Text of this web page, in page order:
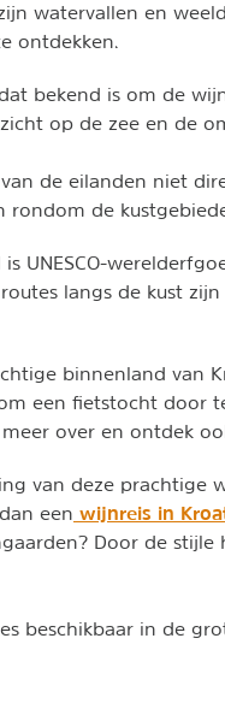
watervallen en
ontdekken.
bekend is om de
op de zee en de
de eilanden niet
de
is UNESCO-
langs de kust
binnenland van
een fietstocht door
over en ontdek
van deze prachtige
een wijnreis in
Door de
beschikbaar in de